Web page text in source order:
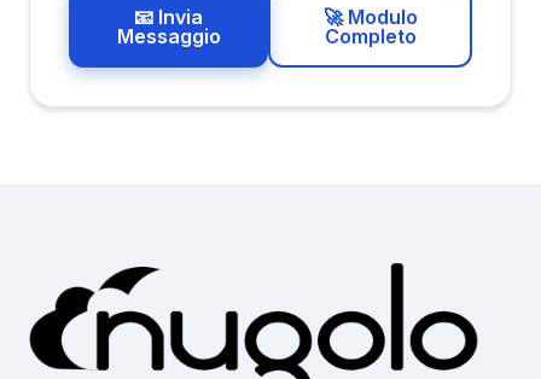
📧 Invia
Messaggio
🚀 Modulo
Completo